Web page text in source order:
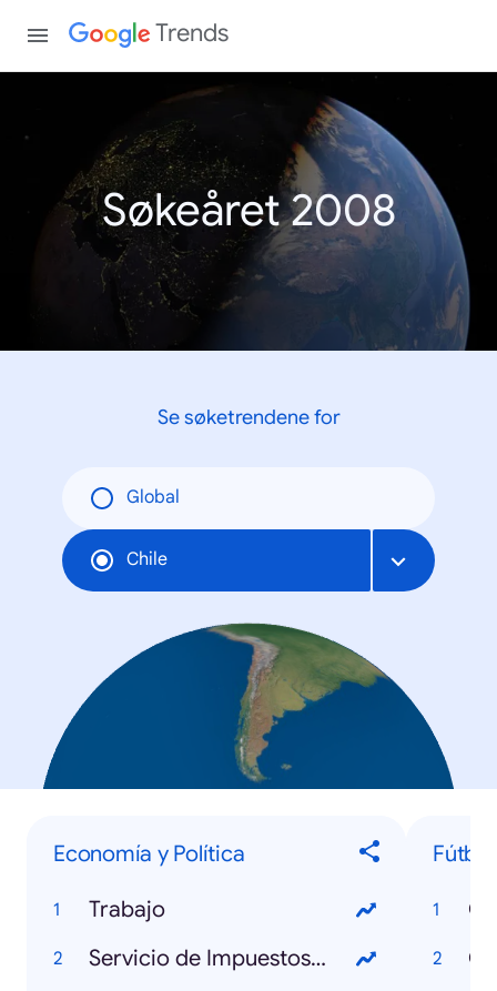
Trends
Søkeåret 2008
Se søketrendene for
Global
Chile
Economía y Política
Trabajo
Servicio de Impuestos Internos
Fútbol